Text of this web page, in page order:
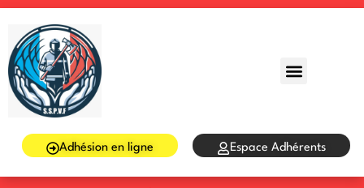
Adhésion en ligne Espace Adhérents
Don’t have an account?